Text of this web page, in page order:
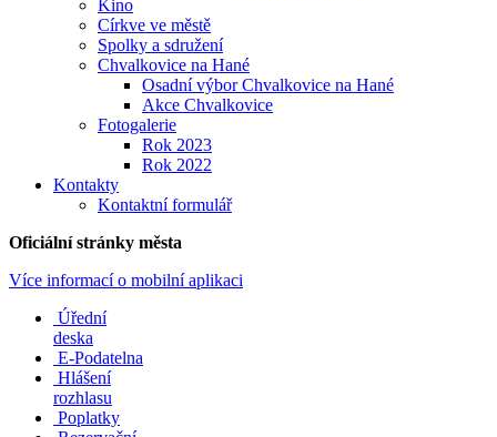
Kino
Církve ve městě
Spolky a sdružení
Chvalkovice na Hané
Osadní výbor Chvalkovice na Hané
Akce Chvalkovice
Fotogalerie
Rok 2023
Rok 2022
Kontakty
Kontaktní formulář
Oficiální stránky města
Více informací o mobilní aplikaci
Úřední
deska
E-Podatelna
Hlášení
rozhlasu
Poplatky